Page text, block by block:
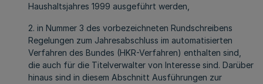
Haushaltsjahres 1999 ausgeführt werden,
2. in Nummer 3 des vorbezeichneten Rundschreibens
Regelungen zum Jahresabschluss im automatisierten
Verfahren des Bundes (HKR-Verfahren) enthalten sind,
die auch für die Titelverwalter von Interesse sind. Darüber
hinaus sind in diesem Abschnitt Ausführungen zur